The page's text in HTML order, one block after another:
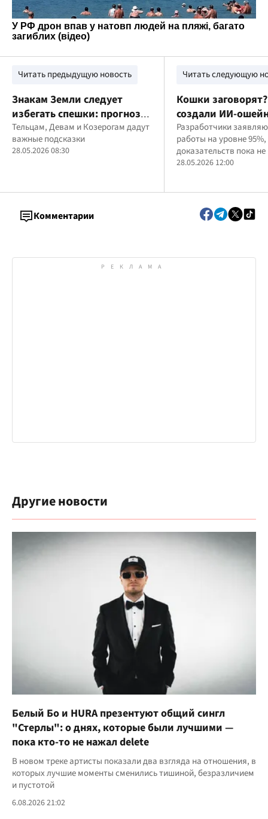
Читать предыдущую новость
Знакам Земли следует
избегать спешки: прогноз
на 28 мая
Тельцам, Девам и Козерогам дадут
важные подсказки
28.05.2026 08:30
Читать следующую
Кошки
создали ИИ-
перевода языка
Разработчики
работы на уровне
доказательств пока
28.05.2026 12:00
Комментарии
Другие новости
Белый Бо и HURA презентуют общий сингл
"Стерлы": о днях, которые были лучшими —
пока кто-то не нажал delete
В новом треке артисты показали два взгляда на отношения, в
которых лучшие моменты сменились тишиной, безразличием
и пустотой
6.08.2026 21:02